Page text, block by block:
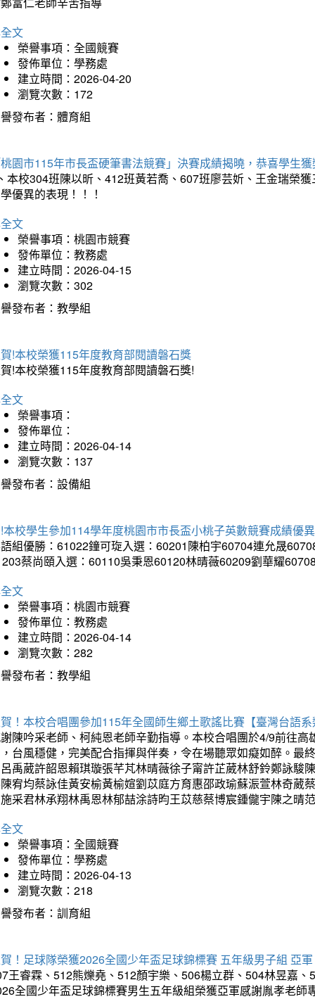
文
榮譽事項：全國競賽
發佈單位：學務處
建立時間：2026-04-20
瀏覽次數：172
發布者：體育組
園市115年市長盃硬筆書法競賽」決賽成績揭曉，恭喜學生
本校304班陳以昕、412班黃若喬、607班廖芸妡、王金瑞榮
優異的表現！！！
文
榮譽事項：桃園市競賽
發佈單位：教務處
建立時間：2026-04-15
瀏覽次數：302
發布者：教學組
!本校榮獲115年度教育部閱讀磐石獎
!本校榮獲115年度教育部閱讀磐石獎!
文
榮譽事項：
發佈單位：
建立時間：2026-04-14
瀏覽次數：137
發布者：設備組
本校學生參加114學年度桃園市市長盃小桃子英數競賽成績優
組優勝：61022鐘可琁入選：60201陳柏宇60704連允晟
蔡尚頤入選：60110吳秉恩60120林晴薇60209劉華耀
文
榮譽事項：桃園市競賽
發佈單位：教務處
建立時間：2026-04-14
瀏覽次數：282
發布者：教學組
！本校合唱團參加115年全國師生鄉土歌謠比賽【臺灣台語
陳吟采老師、柯純恩老師辛勤指導。本校合唱團於4/9前往
台風穩健，完美配合指揮與伴奏，令在場聽眾如癡如醉。最
禹葳許韶恩賴琪璇張芊芃林晴薇徐子甯許芷葳林舒鈴鄭詠駿
宥均蔡詠佳黃安榆黃榆媗劉苡庭方育惠邵政瑜蘇浱萱林奇葳
采君林承翔林禹恩林郁喆涂詩昀王苡慈蔡博宸鍾儱宇陳之晴
文
榮譽事項：全國競賽
發佈單位：學務處
建立時間：2026-04-13
瀏覽次數：218
發布者：訓育組
！足球隊榮獲2026全國少年盃足球錦標賽 五年級男子組 亞軍
王睿霖、512熊爍堯、512顏宇樂、506楊立群、504林昱嘉
全國少年盃足球錦標賽男生五年級組榮獲亞軍感謝胤孝老師